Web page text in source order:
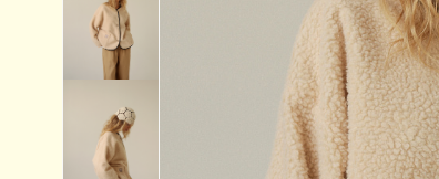
Аксессуары
Украшения